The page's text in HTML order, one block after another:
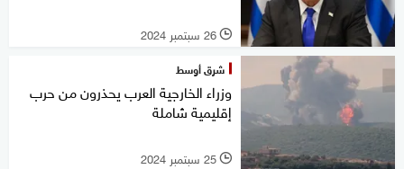
l 26 سبتمبر 2024
شرق أوسط
وزراء الخارجية العرب يحذرون من حرب
إقليمية شاملة
l 25 سبتمبر 2024